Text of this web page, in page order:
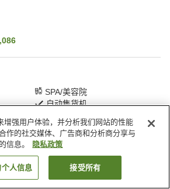
SPA/美容院
自动售货机
郡山 大和Roynet酒店郡山站前
搜索客房
增强用户体验，并分析我们网站的性能
作的社交媒体、广告商和分析商分享与
信息。
隐私政策
人信息 接受所有